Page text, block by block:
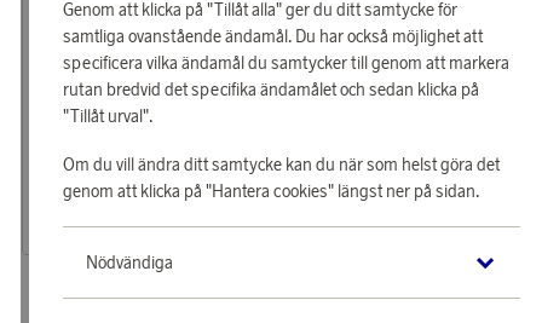
Tjäna 242 poäng
Hörlurar Sport TWS Escape Svart
241 kr
Genom att klicka på "Tillåt alla" ger du ditt samtycke för
samtliga ovanstående ändamål. Du har också möjlighet att
specificera vilka ändamål du samtycker till genom att markera
rutan bredvid det specifika ändamålet och sedan klicka på
"Tillåt urval".
Om du vill ändra ditt samtycke kan du när som helst göra det
genom att klicka på "Hantera cookies" längst ner på sidan.
Nödvändiga